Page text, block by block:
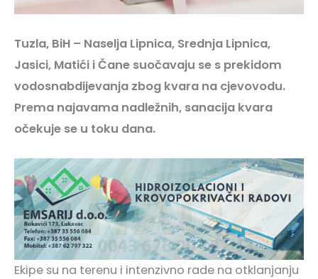
Tuzla, BiH – Naselja Lipnica, Srednja Lipnica,
Jasici, Matići i Čane suočavaju se s prekidom
vodosnabdijevanja zbog kvara na cjevovodu.
Prema najavama nadležnih, sanacija kvara
očekuje se u toku dana.
Ekipe su na terenu i intenzivno rade na otklanjanju